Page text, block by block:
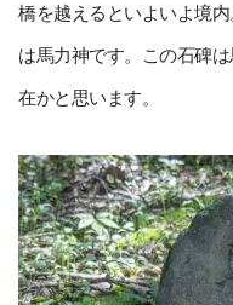
橋を越えるといよいよ境
は馬力神です。この石碑
在かと思います。